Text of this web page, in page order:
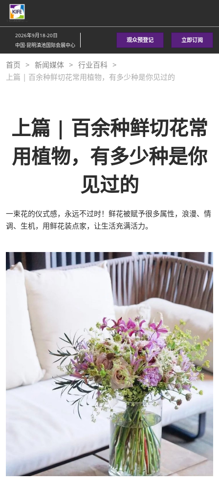
直
接
跳
至
内
容
2026年9月18-20日
中国·昆明滇池国际会展中心
观众预登记 立即订阅
首页 新闻媒体
行业百科
上篇 | 百余种鲜切花常用植物，有多少种是你见过的
上篇 | 百余种鲜切花常
用植物，有多少种是你
见过的
一束花的仪式感，永远不过时！鲜花被赋予很多属性，浪漫、情
调、生机，用鲜花装点家，让生活充满活力。